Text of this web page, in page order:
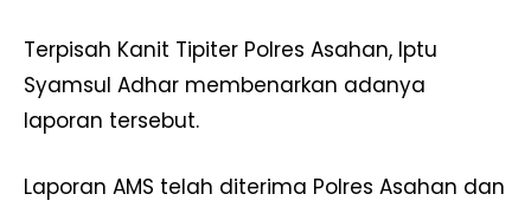
Terpisah Kanit Tipiter Polres Asahan, Iptu
Syamsul Adhar membenarkan adanya
laporan tersebut.
Laporan AMS telah diterima Polres Asahan dan